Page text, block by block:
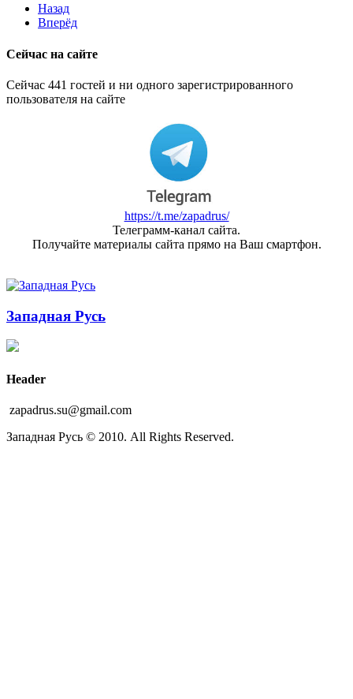
Назад
Вперёд
Сейчас на сайте
Сейчас 441 гостей и ни одного зарегистрированного
пользователя на сайте
https://t.me/zapadrus/
Телеграмм-канал сайта.
Получайте материалы сайта прямо на Ваш смартфон.
Западная Русь
Header
zapadrus.su@gmail.com
Западная Русь © 2010. All Rights Reserved.